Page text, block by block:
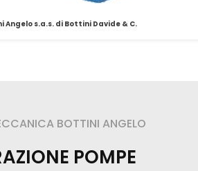
Angelo s.a.s. di Bottini Davide & C.
BOTTINI ANGELO
POMPE